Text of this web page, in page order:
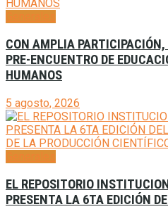
CON AMPLIA
PRE-ENCUENTRO DE
HUMANOS
5 agosto, 2026
EL REPOSITORIO
PRESENTA LA 6TA EDICIÓN